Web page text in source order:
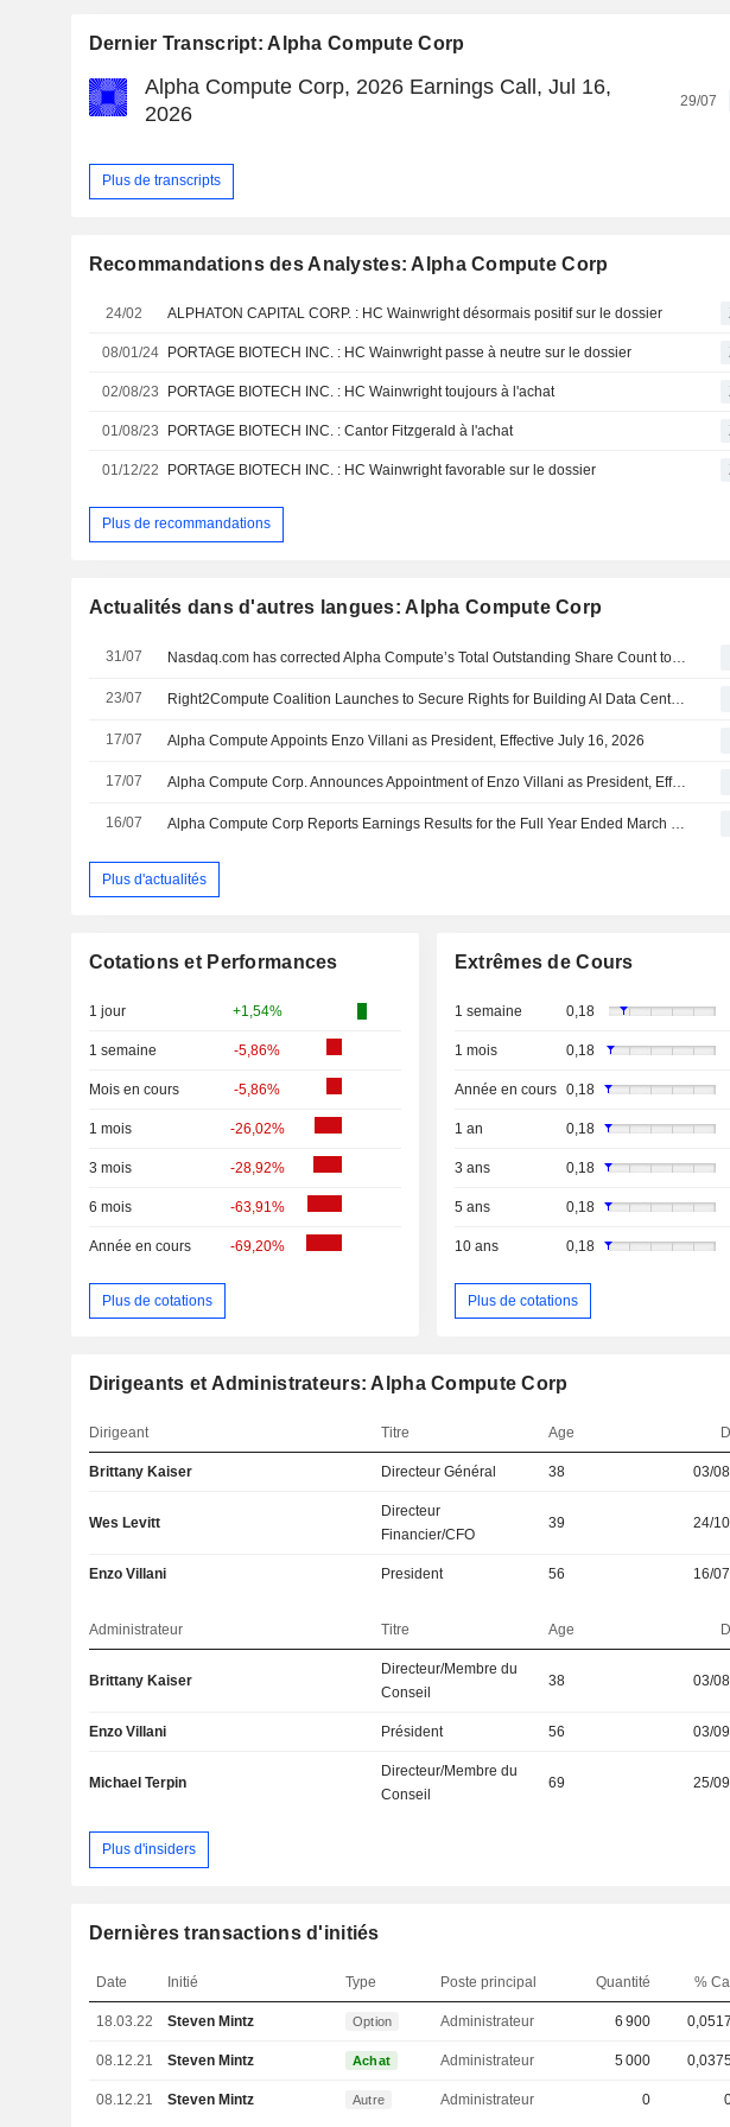
Dernier Transcript: Alpha Compute Corp
Alpha Compute Corp, 2026 Earnings Call, Jul 16,
2026
29/07
Plus de transcripts
Recommandations des Analystes: Alpha Compute Corp
24/02 ALPHATON CAPITAL CORP. : HC Wainwright désormais positif sur le dossier
08/01/24 PORTAGE BIOTECH INC. : HC Wainwright passe à neutre sur le dossier
02/08/23 PORTAGE BIOTECH INC. : HC Wainwright toujours à l'achat
01/08/23 PORTAGE BIOTECH INC. : Cantor Fitzgerald à l'achat
01/12/22 PORTAGE BIOTECH INC. : HC Wainwright favorable sur le dossier
Plus de recommandations
Actualités dans d'autres langues: Alpha Compute Corp
31/07 Nasdaq.com has corrected Alpha Compute’s Total Outstanding Share Count to reflect accurate data and market capitalization
23/07 Right2Compute Coalition Launches to Secure Rights for Building AI Data Centers for Sovereign AI and Data Ownership
17/07 Alpha Compute Appoints Enzo Villani as President, Effective July 16, 2026
17/07 Alpha Compute Corp. Announces Appointment of Enzo Villani as President, Effective July 16, 2026
16/07 Alpha Compute Corp Reports Earnings Results for the Full Year Ended March 31, 2026
Plus d'actualités
Cotations et Performances
1 jour +1,54%
1 semaine -5,86%
Mois en cours -5,86%
1 mois -26,02%
3 mois -28,92%
6 mois -63,91%
Année en cours -69,20%
Plus de cotations
Extrêmes de Cours
1 semaine 0,18
1 mois 0,18
Année en cours 0,18
1 an 0,18
3 ans 0,18
5 ans 0,18
10 ans 0,18
Plus de cotations
Dirigeants et Administrateurs: Alpha Compute Corp
Dirigeant Titre Age
Brittany Kaiser Directeur Général 38 03/
Wes Levitt
Directeur
Financier/CFO
39 24/
Enzo Villani President 56 16/
Administrateur Titre Age
Brittany Kaiser
Directeur/Membre du
Conseil
38 03/
Enzo Villani Président 56 03/
Michael Terpin
Directeur/Membre du
Conseil
69 25/
Plus d'insiders
Dernières transactions d'initiés
Date Initié Type Poste principal Quantité %
18.03.22 Steven Mintz Option Administrateur 6 900
08.12.21 Steven Mintz Achat Administrateur 5 000
08.12.21 Steven Mintz Autre Administrateur 0